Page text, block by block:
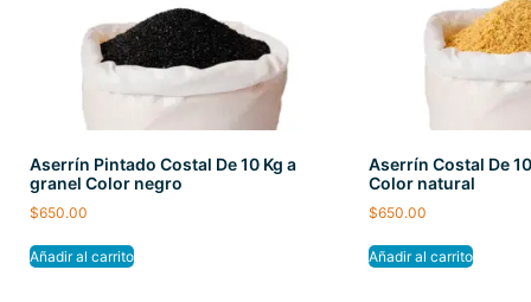
Aserrín Pintado Costal De 10 Kg a
granel Color negro
$650.00
Añadir al carrito
Aserrín Costal De
Color natural
$650.00
Añadir al carrito